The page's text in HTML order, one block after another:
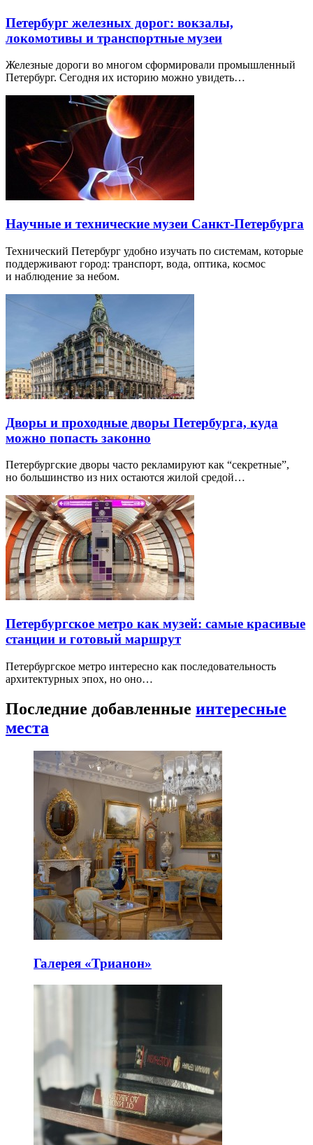
Петербург железных дорог: вокзалы,
локомотивы и транспортные музеи
Железные дороги во многом сформировали промышленный
Петербург. Сегодня их историю можно увидеть…
Научные и технические музеи Санкт-Петербурга
Технический Петербург удобно изучать по системам, которые
поддерживают город: транспорт, вода, оптика, космос
и наблюдение за небом.
Дворы и проходные дворы Петербурга, куда
можно попасть законно
Петербургские дворы часто рекламируют как “секретные”,
но большинство из них остаются жилой средой…
Петербургское метро как музей: самые красивые
станции и готовый маршрут
Петербургское метро интересно как последовательность
архитектурных эпох, но оно…
Последние добавленные интересные
места
Галерея «Трианон»